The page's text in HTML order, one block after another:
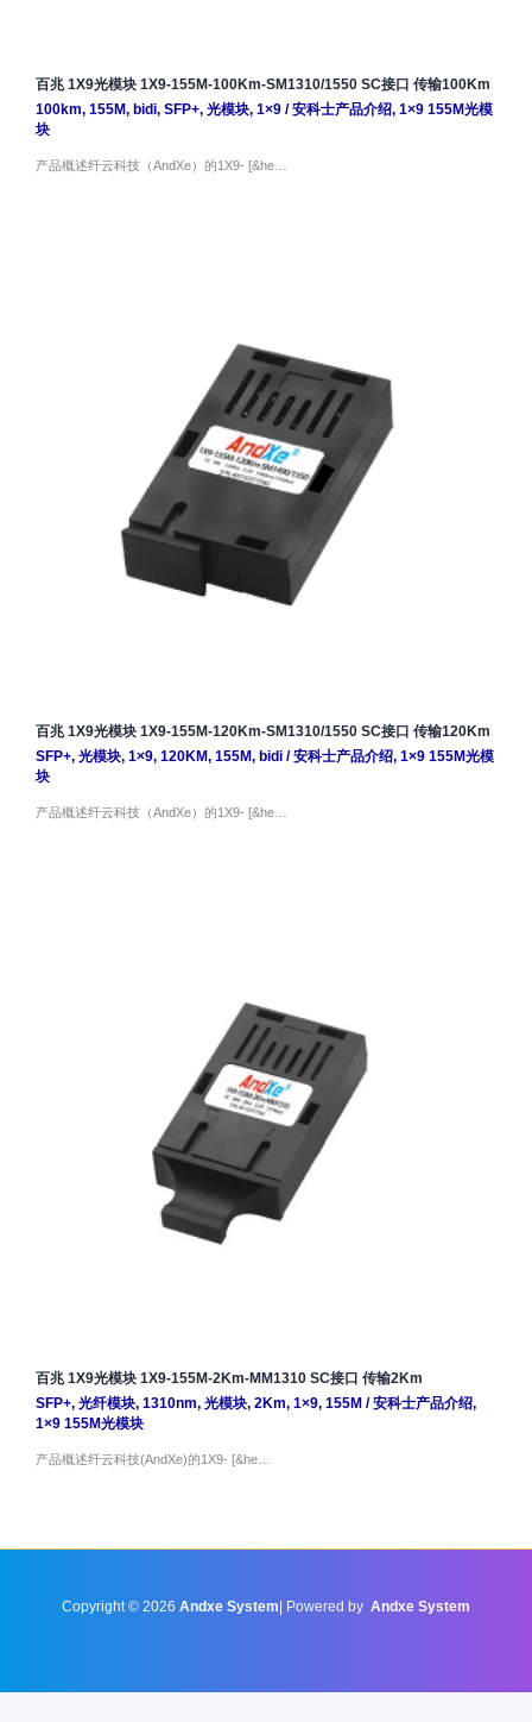
百兆 1X9光模块 1X9-155M-100Km-SM1310/1550 SC接口 传输100Km
100km, 155M, bidi, SFP+, 光模块, 1×9/安科士产品介绍, 1×9 155M光模
块
产品概述纤云科技（AndXe）的1X9- [&he…
百兆 1X9光模块 1X9-155M-120Km-SM1310/1550 SC接口 传输120Km
SFP+, 光模块, 1×9, 120KM, 155M, bidi/安科士产品介绍, 1×9 155M光模
块
产品概述纤云科技（AndXe）的1X9- [&he…
百兆 1X9光模块 1X9-155M-2Km-MM1310 SC接口 传输2Km
SFP+, 光纤模块, 1310nm, 光模块, 2Km, 1×9, 155M /安科士产品介绍,
1×9 155M光模块
产品概述纤云科技(AndXe)的1X9- [&he…
Copyright © 2026 Andxe System | Powered by Andxe System